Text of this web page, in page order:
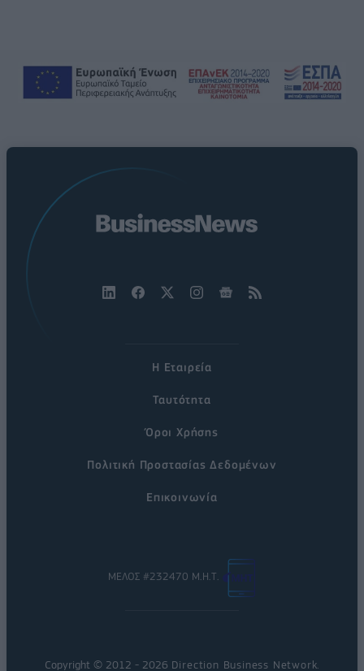
Η Εταιρεία
Ταυτότητα
Όροι Χρήσης
Πολιτική Προστασίας Δεδομένων
Επικοινωνία
ΜΕΛΟΣ #232470 Μ.Η.Τ.
Copyright © 2012 - 2026 Direction Business Network